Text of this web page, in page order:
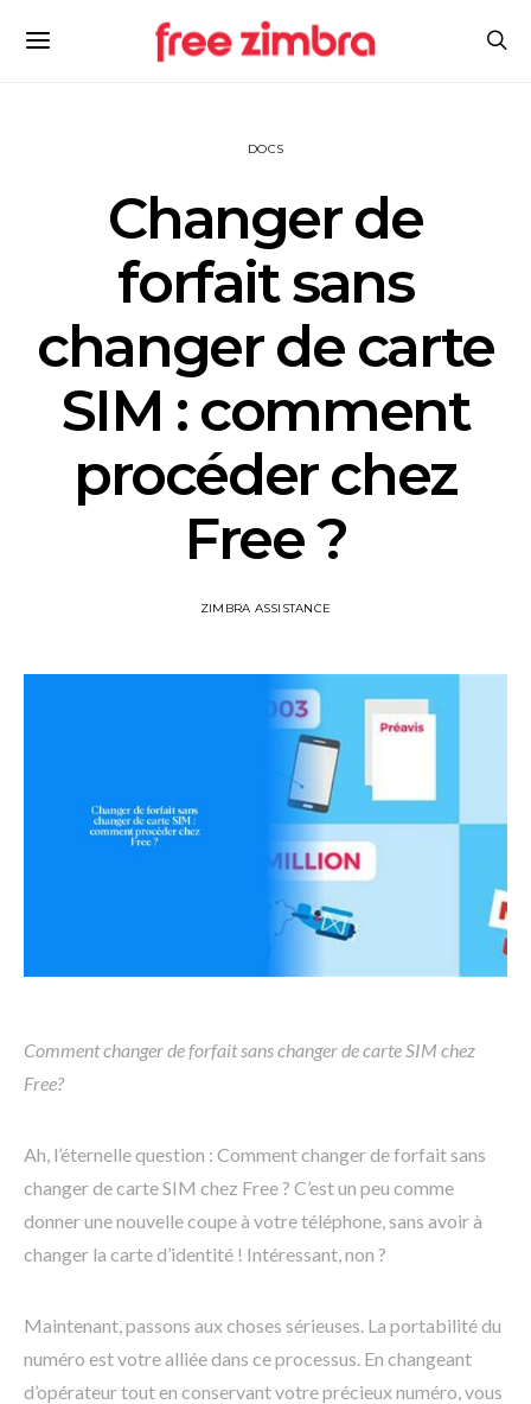
DOCS
Changer de
forfait sans
changer de carte
SIM : comment
procéder chez
Free ?
ZIMBRA ASSISTANCE
Comment changer de forfait sans changer de carte SIM chez
Free?
Ah, l’éternelle question : Comment changer de forfait sans
changer de carte SIM chez Free ? C’est un peu comme
donner une nouvelle coupe à votre téléphone, sans avoir à
changer la carte d’identité ! Intéressant, non ?
Maintenant, passons aux choses sérieuses. La portabilité du
numéro est votre alliée dans ce processus. En changeant
d’opérateur tout en conservant votre précieux numéro, vous